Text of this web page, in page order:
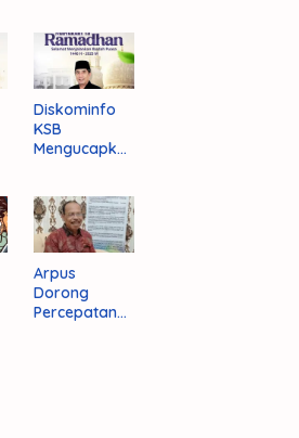
Diskominfo
KSB
Mengucapka
Ibadah Puasa
1446 H/2025
M
Arpus
Dorong
Percepatan